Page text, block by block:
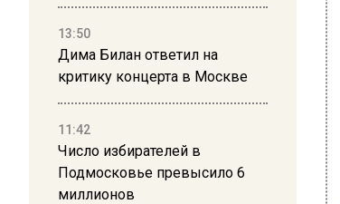
13:50
Дима Билан ответил на
критику концерта в Москве
11:42
Число избирателей в
Подмосковье превысило 6
миллионов